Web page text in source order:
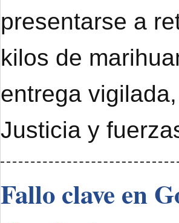
presentarse a
kilos de
entrega
Justicia y
Fallo clave en